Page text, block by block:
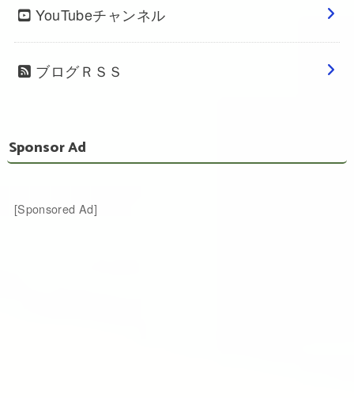
YouTubeチャンネル
ブログＲＳＳ
Sponsor Ad
[Sponsored Ad]